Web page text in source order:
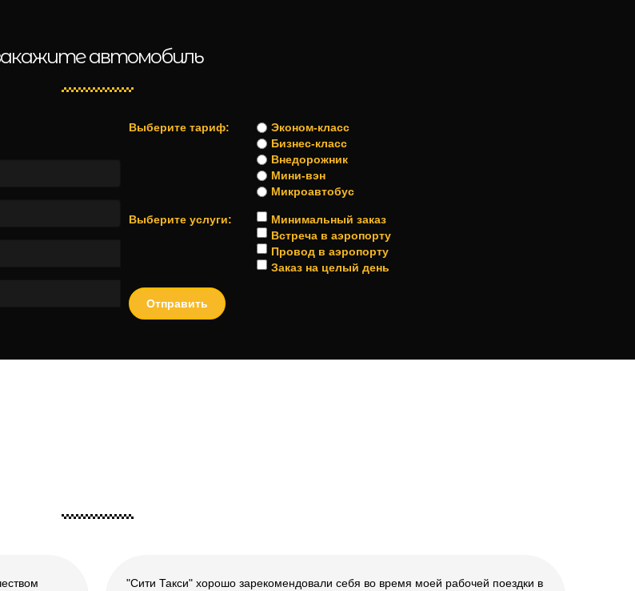
автомобиль
Выберите тариф:
Эконом-класс
Бизнес-класс
Внедорожник
Мини-вэн
Микроавтобус
Выберите услуги:
Минимальный заказ
Встреча в аэропорту
Провод в аэропорту
Заказ на целый день
"Сити Такси" хорошо зарекомендовали себя во время моей рабочей поездки в